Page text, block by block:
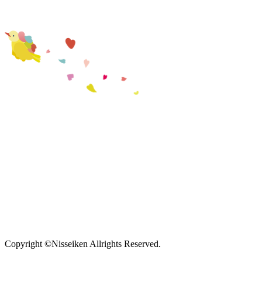
Copyright ©Nisseiken Allrights Reserved.